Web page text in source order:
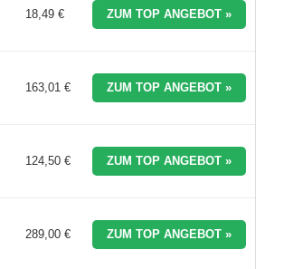
18,49 € ZUM TOP ANGEBOT »
163,01 € ZUM TOP ANGEBOT »
124,50 € ZUM TOP ANGEBOT »
289,00 € ZUM TOP ANGEBOT »